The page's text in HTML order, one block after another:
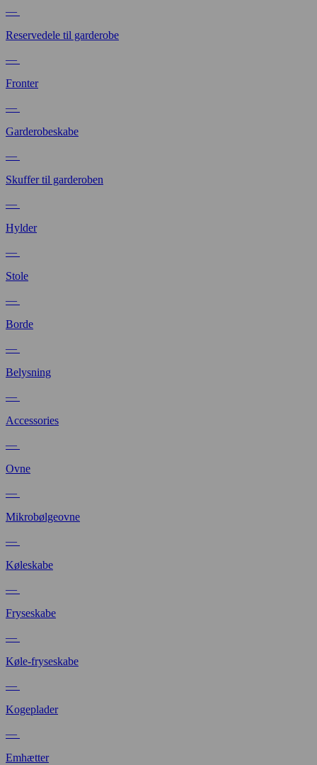
—
Reservedele til garderobe
—
Fronter
—
Garderobeskabe
—
Skuffer til garderoben
—
Hylder
—
Stole
—
Borde
—
Belysning
—
Accessories
—
Ovne
—
Mikrobølgeovne
—
Køleskabe
—
Fryseskabe
—
Køle-fryseskabe
—
Kogeplader
—
Emhætter